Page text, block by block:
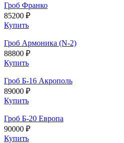
Гроб Франко
85200 ₽
Купить
Гроб Армоника (N-2)
88800 ₽
Купить
Гроб Б-16 Акрополь
89000 ₽
Купить
Гроб Б-20 Европа
90000 ₽
Купить